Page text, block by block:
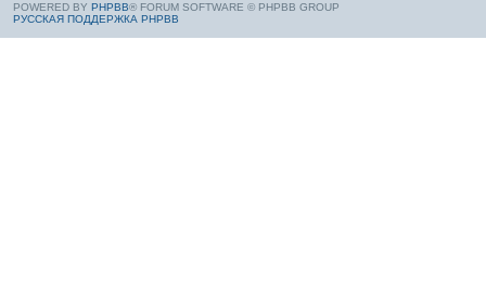
POWERED BY PHPBB® FORUM SOFTWARE © PHPBB GROUP
РУССКАЯ ПОДДЕРЖКА PHPBB